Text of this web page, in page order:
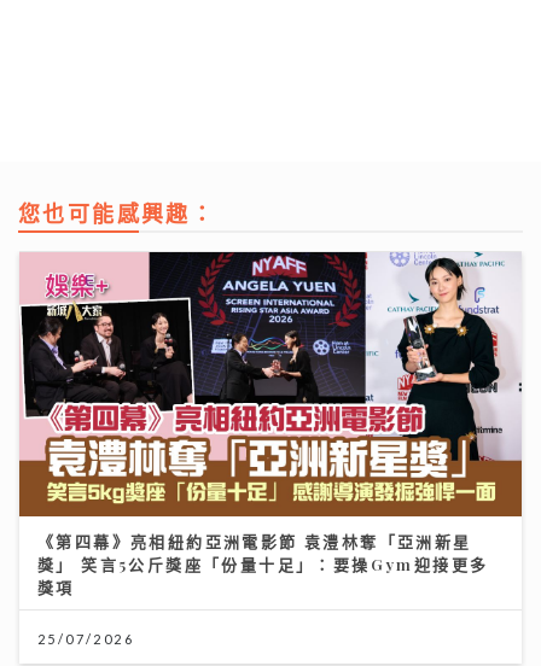
您也可能感興趣：
《第四幕》亮相紐約亞洲電影節 袁澧林奪「亞洲新星
獎」 笑言5公斤獎座「份量十足」：要操Gym迎接更多
獎項
25/07/2026